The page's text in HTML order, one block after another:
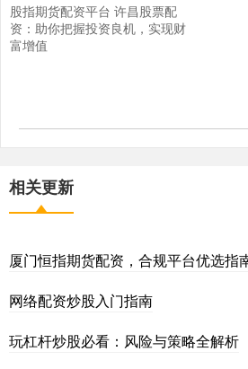
股指期货配资平台 许昌股票配
资：助你把握投资良机，实现财
富增值
相关更新
厦门恒指期货配资，合规平台优选指
网络配资炒股入门指南
玩杠杆炒股必看：风险与策略全解析